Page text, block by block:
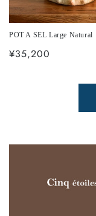
POT A SEL Large Natural
通
¥35,200